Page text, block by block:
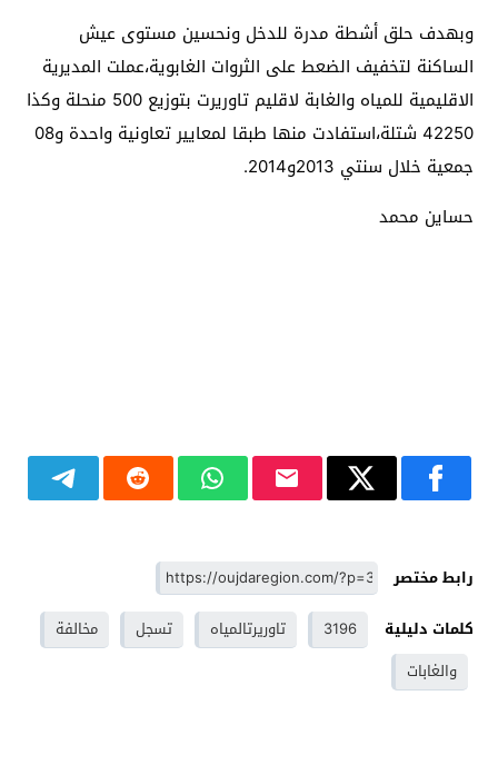
وبهدف حلق أشطة مدرة للدخل ونحسين مستوى عيش
الساكنة لتخفيف الضعط على الثروات الغابوية،عملت المديرية
الاقليمية للمياه والغابة لاقليم تاوريرت بتوزيع 500 منحلة وكذا
42250 شتلة،استفادت منها طبقا لمعايير تعاونية واحدة و08
جمعية خلال سنتي 2013و2014.
حساين محمد
رابط مختصر
كلمات دليلية
3196 تاوريرتالمياه تسجل
مخالفة
والغابات